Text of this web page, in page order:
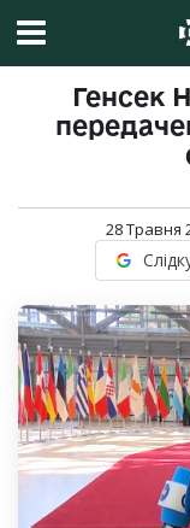
Генсек
28 Травня